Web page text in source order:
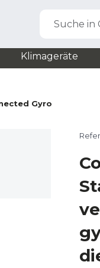
Suche in
Klimageräte
Gyro